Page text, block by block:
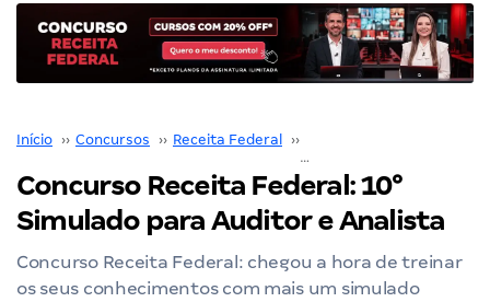
Início ›› Concursos ›› Receita Federal ››
Concurso Receita Federal: 10°
Simulado para Auditor e Analista
Concurso Receita Federal: chegou a hora de treinar
os seus conhecimentos com mais um simulado